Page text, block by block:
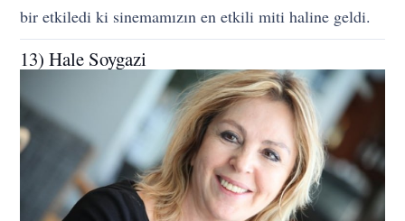
bir etkiledi ki sinemamızın en etkili miti haline geldi.
13) Hale Soygazi